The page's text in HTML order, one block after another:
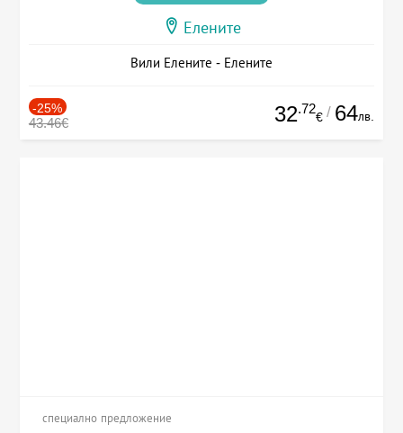
Елените
Вили Елените - Елените
-25%
43.46€ 32.72
€ / 64лв.
специално предложение